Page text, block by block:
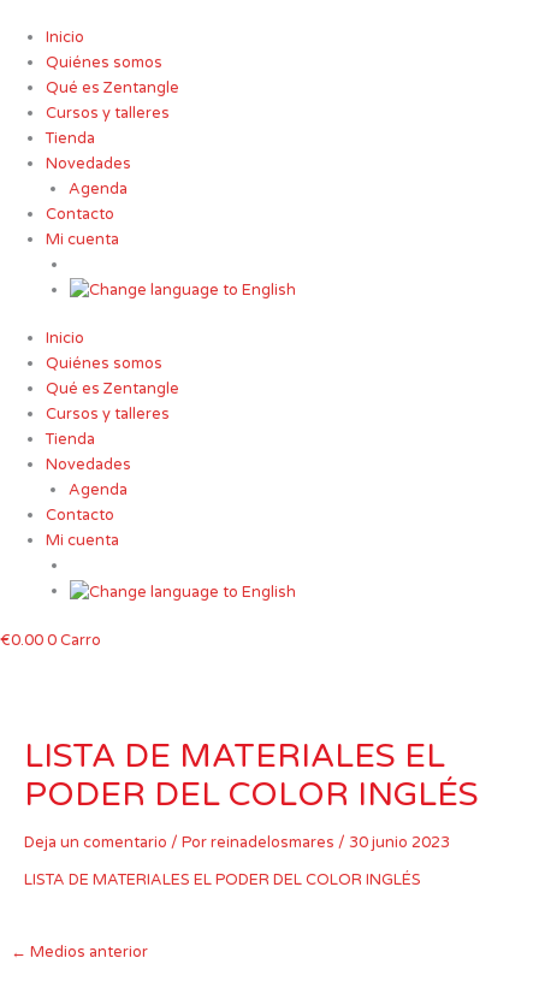
contenido
Inicio
Quiénes somos
Qué es Zentangle
Cursos y talleres
Tienda
Novedades
Agenda
Contacto
Mi cuenta
Inicio
Quiénes somos
Qué es Zentangle
Cursos y talleres
Tienda
Novedades
Agenda
Contacto
Mi cuenta
€0.000Carro
LISTA DE MATERIALES EL
PODER DEL COLOR INGLÉS
Deja un comentario / Porreinadelosmares / 30 junio 2023
LISTA DE MATERIALES EL PODER DEL COLOR INGLÉS
← Medios anterior